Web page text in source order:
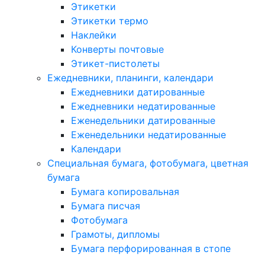
Этикетки
Этикетки термо
Наклейки
Конверты почтовые
Этикет-пистолеты
Ежедневники, планинги, календари
Ежедневники датированные
Ежедневники недатированные
Еженедельники датированные
Еженедельники недатированные
Календари
Специальная бумага, фотобумага, цветная
бумага
Бумага копировальная
Бумага писчая
Фотобумага
Грамоты, дипломы
Бумага перфорированная в стопе